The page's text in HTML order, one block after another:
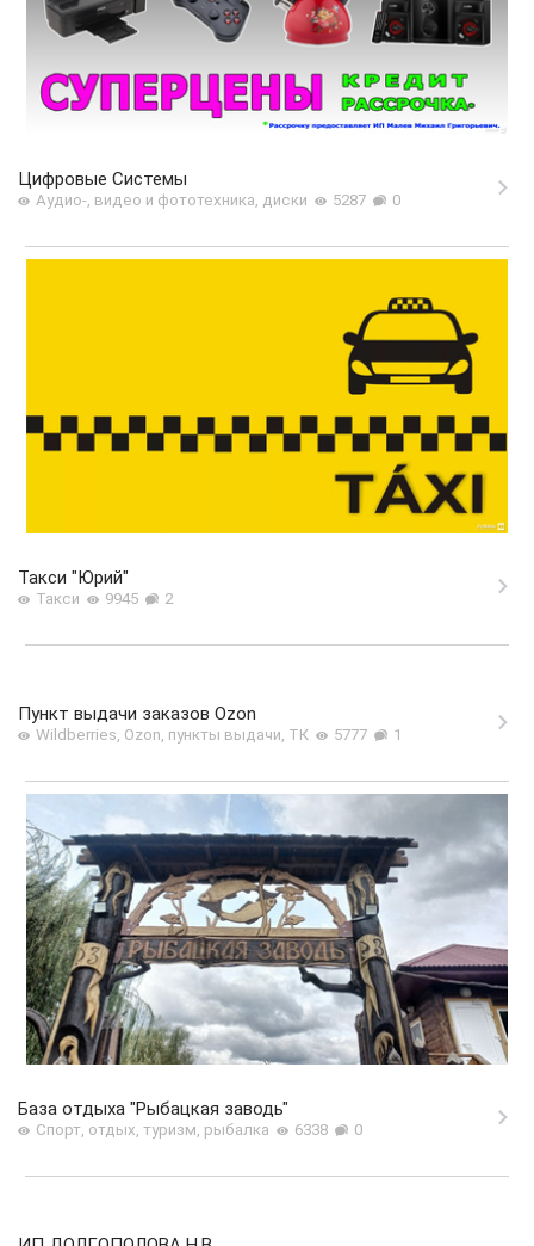
Цифровые Системы
Аудио-, видео и фототехника, диски 5287 0
Такси "Юрий"
Такси 9945 2
Пункт выдачи заказов Ozon
Wildberries, Ozon, пункты выдачи, ТК 5777 1
База отдыха "Рыбацкая заводь"
Спорт, отдых, туризм, рыбалка 6338 0